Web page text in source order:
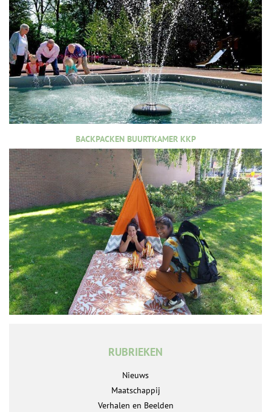
BACKPACKEN BUURTKAMER KKP
RUBRIEKEN
Nieuws
Maatschappij
Verhalen en Beelden